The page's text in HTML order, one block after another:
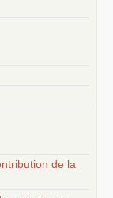
de la